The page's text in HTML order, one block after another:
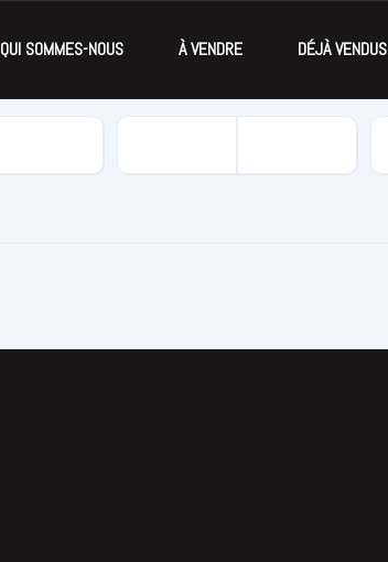
QUI SOMMES-NOUS À VENDRE DÉJÀ VENDUS